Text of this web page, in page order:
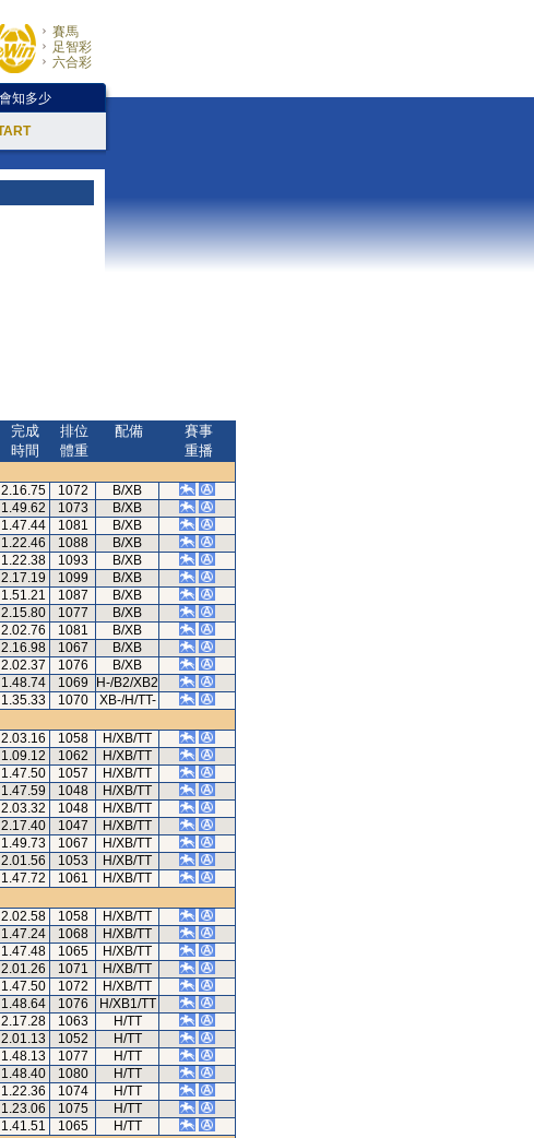
賽馬
足智彩
六合彩
知多少
完成
時間
排位
體重
配備
賽事
重播
2.16.75 1072
B/XB
1.49.62 1073
B/XB
1.47.44 1081
B/XB
1.22.46 1088
B/XB
1.22.38 1093
B/XB
2.17.19 1099
B/XB
1.51.21 1087
B/XB
2.15.80 1077
B/XB
2.02.76 1081
B/XB
2.16.98 1067
B/XB
2.02.37 1076
B/XB
1.48.74 1069
H-/B2/XB2
1.35.33 1070
XB-/H/TT-
2.03.16 1058
H/XB/TT
1.09.12 1062
H/XB/TT
1.47.50 1057
H/XB/TT
1.47.59 1048
H/XB/TT
2.03.32 1048
H/XB/TT
2.17.40 1047
H/XB/TT
1.49.73 1067
H/XB/TT
2.01.56 1053
H/XB/TT
1.47.72 1061
H/XB/TT
2.02.58 1058
H/XB/TT
1.47.24 1068
H/XB/TT
1.47.48 1065
H/XB/TT
2.01.26 1071
H/XB/TT
1.47.50 1072
H/XB/TT
1.48.64 1076
H/XB1/TT
2.17.28 1063
H/TT
2.01.13 1052
H/TT
1.48.13 1077
H/TT
1.48.40 1080
H/TT
1.22.36 1074
H/TT
1.23.06 1075
H/TT
1.41.51 1065
H/TT